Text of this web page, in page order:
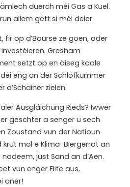
duerch méi Gas a Kuel.
allem gëtt si méi deier.
fir op d’Bourse ze goen, oder
Gresham
setzt op en äiseg kaale
eng an der Schlofkummer
d’Schäiner zielen.
Ausgläichung Rieds? Iwwer
gëschter a senger u sech
Zoustand vun der Natioun
krut mol e Klima-Biergerrot an
just Sand an d’Aen.
vun enger Elite aus,
aner!